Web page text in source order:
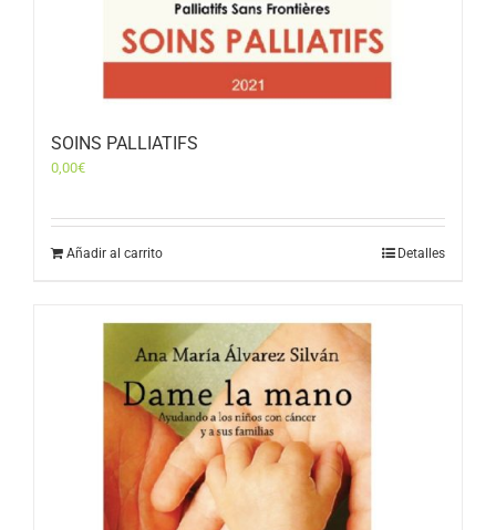
SOINS PALLIATIFS
0,00€
Añadir al carrito Detalles